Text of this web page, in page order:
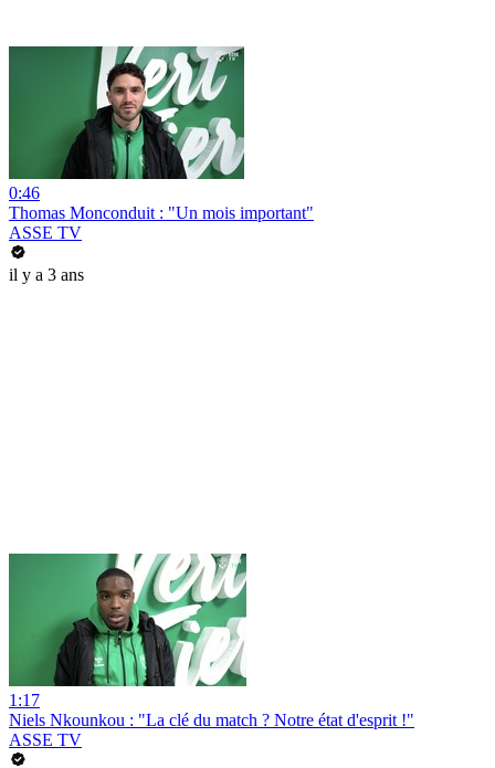
0:46
Thomas Monconduit : "Un mois important"
ASSE TV
il y a 3 ans
1:17
Niels Nkounkou : "La clé du match ? Notre état d'esprit !"
ASSE TV